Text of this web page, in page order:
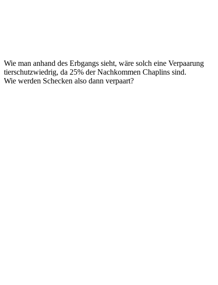
Wie man anhand des Erbgangs sieht, wäre solch eine Verpaarung
tierschutzwiedrig, da 25% der Nachkommen Chaplins sind.
Wie werden Schecken also dann verpaart?